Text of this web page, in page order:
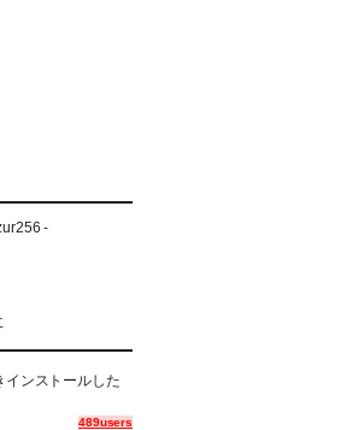
-
インストールした
489users